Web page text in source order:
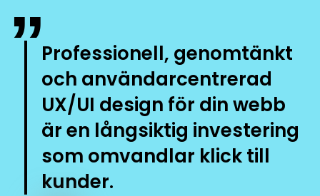
”Professionell, genomtänkt
och användarcentrerad
UX/UI design för din webb
är en långsiktig investering
som omvandlar klick till
kunder.